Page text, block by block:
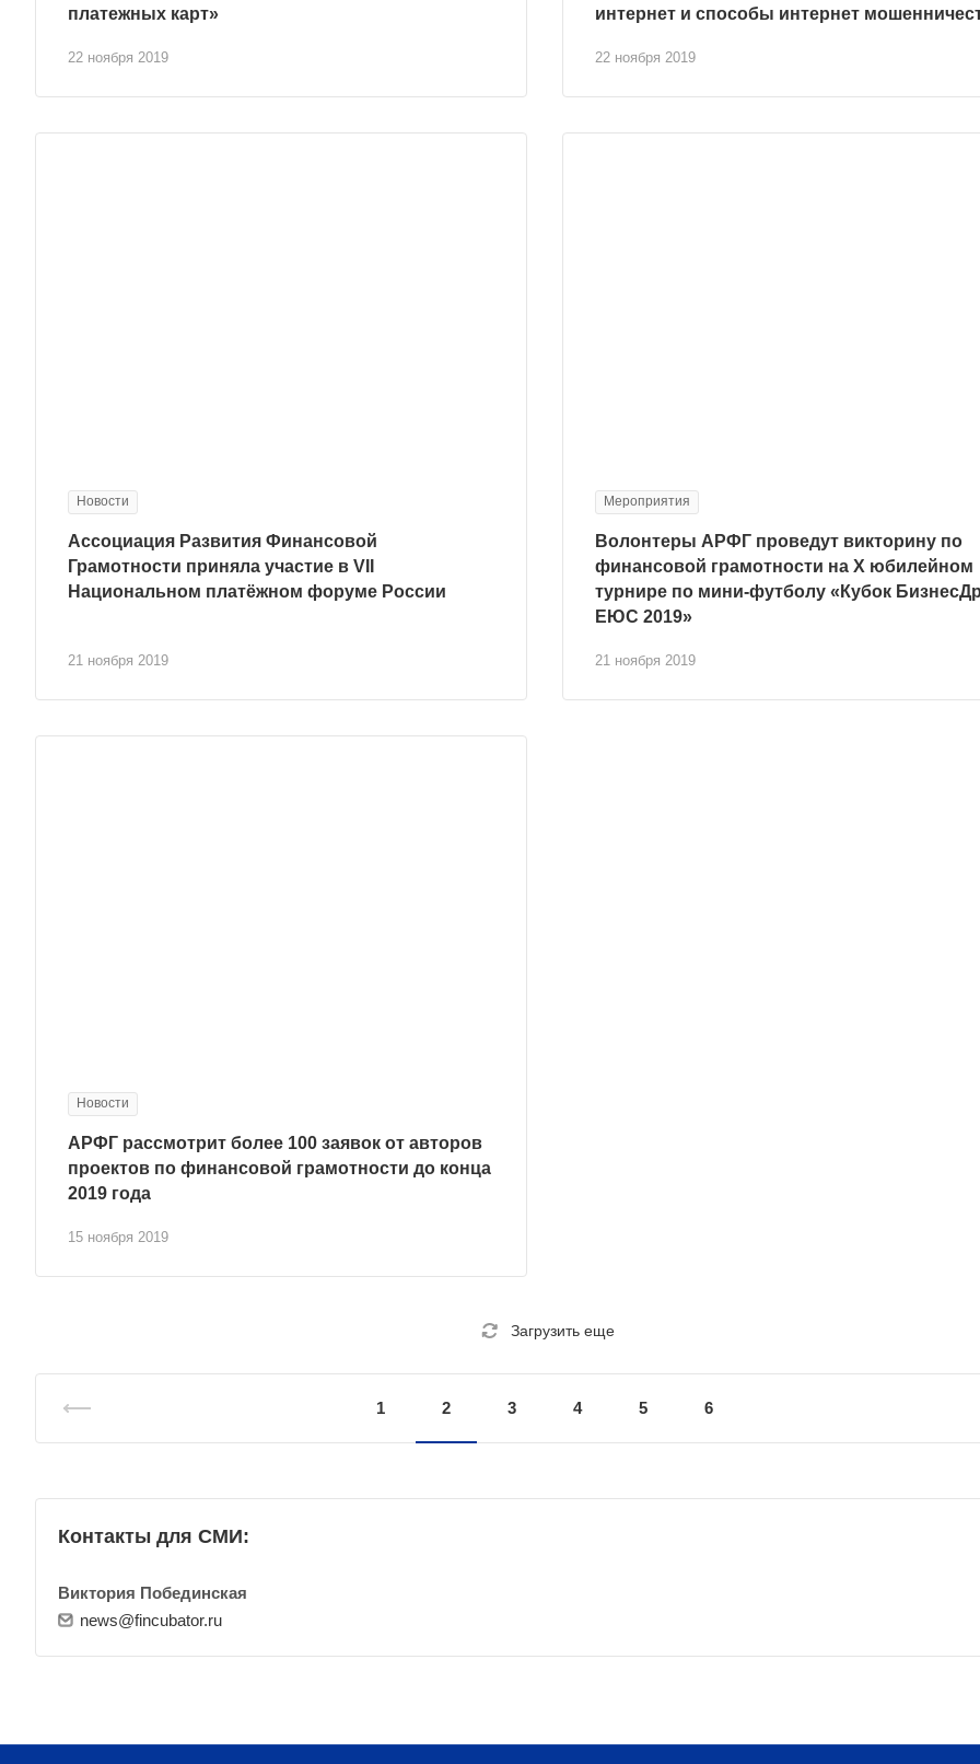
22 ноября 2019
платежных карт»
22 ноября 2019
интернет и способы интернет
Новости
21 ноября 2019
Ассоциация Развития Финансовой
Грамотности приняла участие в VII
Национальном платёжном форуме России
Мероприятия
21 ноября 2019
Волонтеры АРФГ проведут викторину по
финансовой грамотности на X юбилейном
турнире по мини-футболу «Кубок
ЕЮС 2019»
Новости
15 ноября 2019
АРФГ рассмотрит более 100 заявок от авторов
проектов по финансовой грамотности до конца
2019 года
Загрузить еще
1 2 3 4 5 6
Контакты для СМИ:
Виктория Побединская
news@fincubator.ru